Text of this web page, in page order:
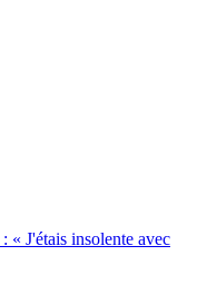
« J'étais insolente avec